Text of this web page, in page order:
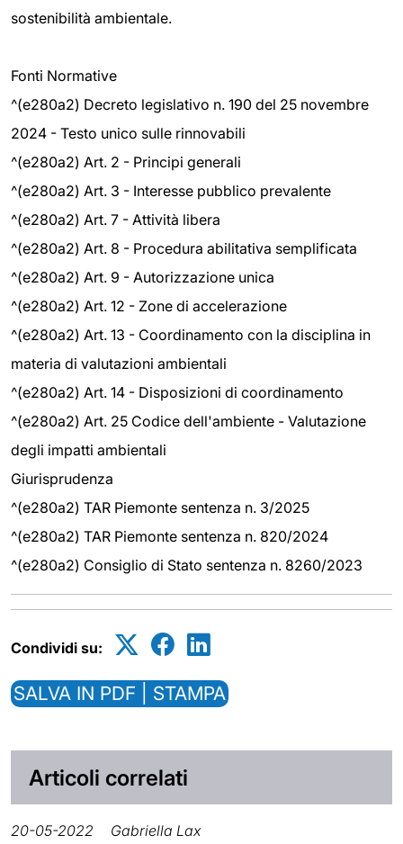
sostenibilità ambientale.
Fonti Normative
^(e280a2) Decreto legislativo n. 190 del 25 novembre
2024 - Testo unico sulle rinnovabili
^(e280a2) Art. 2 - Principi generali
^(e280a2) Art. 3 - Interesse pubblico prevalente
^(e280a2) Art. 7 - Attività libera
^(e280a2) Art. 8 - Procedura abilitativa semplificata
^(e280a2) Art. 9 - Autorizzazione unica
^(e280a2) Art. 12 - Zone di accelerazione
^(e280a2) Art. 13 - Coordinamento con la disciplina in
materia di valutazioni ambientali
^(e280a2) Art. 14 - Disposizioni di coordinamento
^(e280a2) Art. 25 Codice dell'ambiente - Valutazione
degli impatti ambientali
Giurisprudenza
^(e280a2) TAR Piemonte sentenza n. 3/2025
^(e280a2) TAR Piemonte sentenza n. 820/2024
^(e280a2) Consiglio di Stato sentenza n. 8260/2023
Condividi su:
SALVA IN PDF | STAMPA
Articoli correlati
20-05-2022 Gabriella Lax